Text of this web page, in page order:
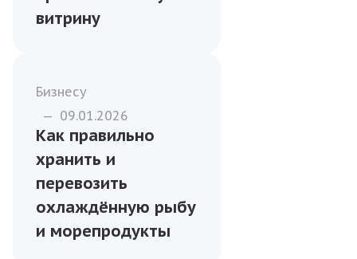
витрину
Бизнесу
— 09.01.2026